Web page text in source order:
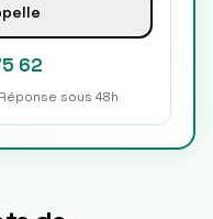
62
sous 48h